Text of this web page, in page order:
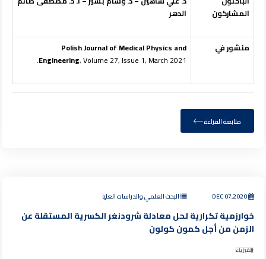
المشاركون
الدهر
منشور في
Polish Journal of Medical Physics and
Engineering, Volume 27, Issue 1, March 2021.
متابعة القراءة
DEC 07,2020 البحث العلمي والدراسات العليا
خوارزمية تكرارية لحل معادلة شرودنغر الكسرية المستقلة عن
الزمن من أجل كمون كولون
الفيزياء